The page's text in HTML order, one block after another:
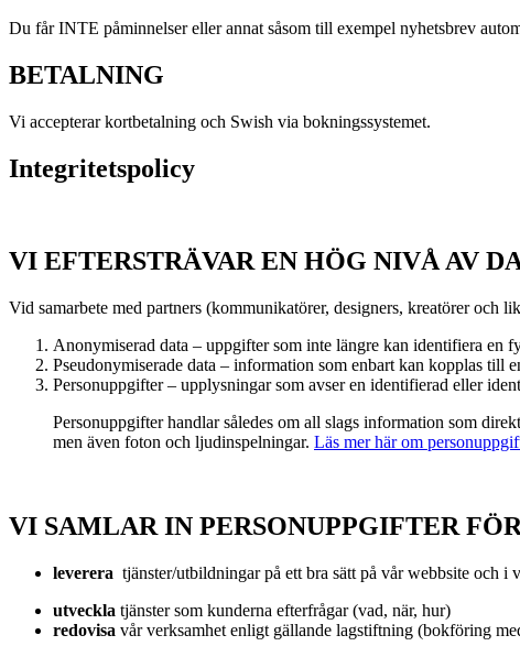
Du får INTE påminnelser eller annat såsom till exempel nyhetsbrev
BETALNING
Vi accepterar kortbetalning och Swish via bokningssystemet.
Integritetspolicy
VI EFTERSTRÄVAR EN HÖG NIVÅ AV
Vid samarbete med partners (kommunikatörer, designers, kreatörer och
Anonymiserad data – uppgifter som inte längre kan identifiera en
Pseudonymiserade data – information som enbart kan kopplas
Personuppgifter – upplysningar som avser en identifierad eller
Personuppgifter handlar således om all slags information som
men även foton och ljudinspelningar. Läs mer här om
VI SAMLAR IN PERSONUPPGIFTER
leverera tjänster/utbildningar på ett bra sätt på vår webbsite och i
utveckla tjänster som kunderna efterfrågar (vad, när, hur)
redovisa vår verksamhet enligt gällande lagstiftning (bokföring